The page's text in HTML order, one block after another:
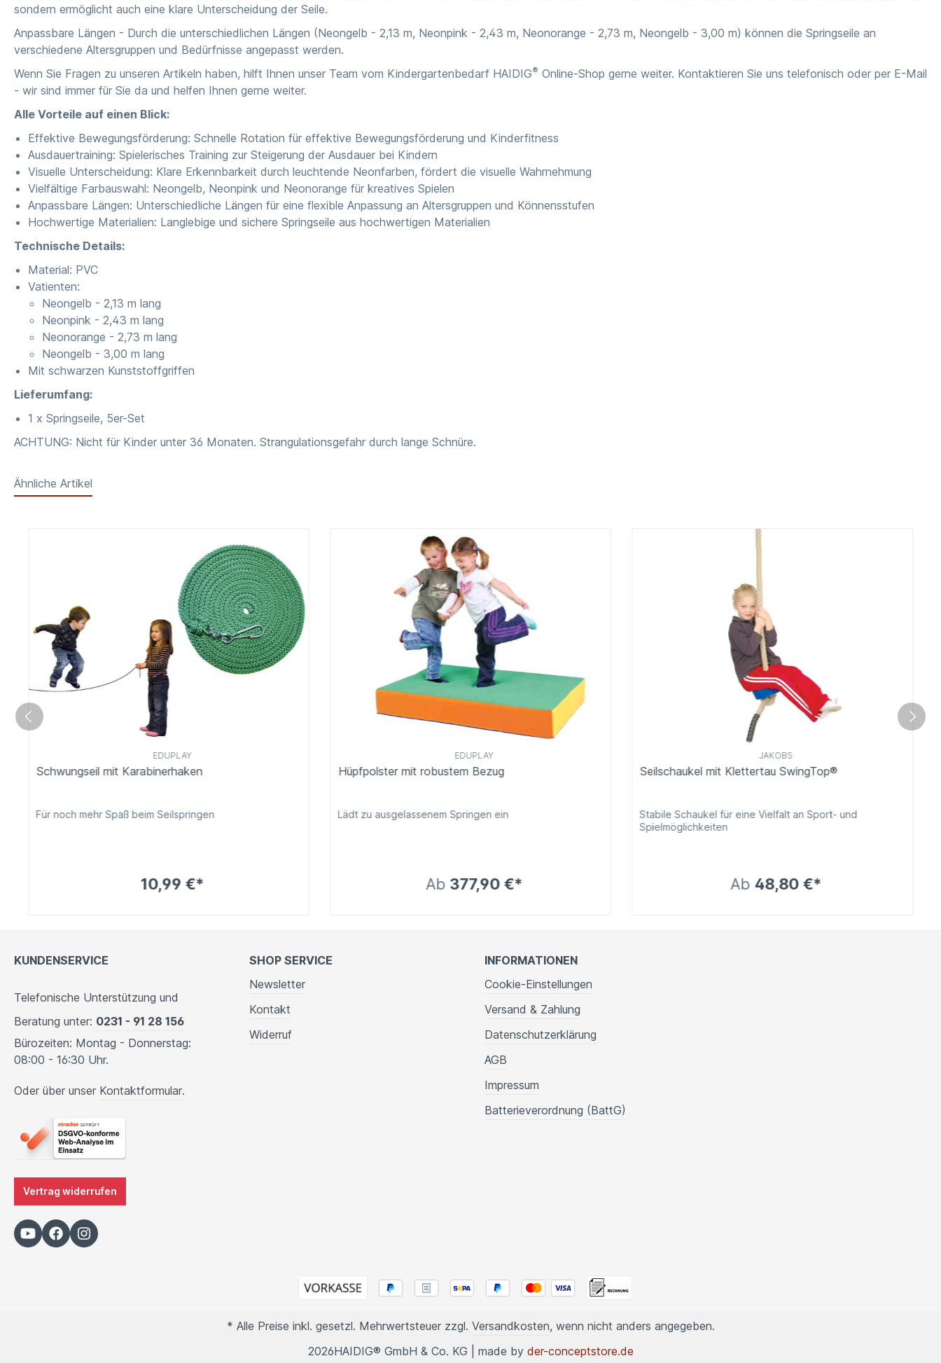
sondern ermöglicht auch eine klare Unterscheidung der Seile.
Anpassbare Längen - Durch die unterschiedlichen Längen (Neongelb - 2,13 m, Neonpink - 2,43 m, Neonorange - 2,73 m, Neongelb - 3,00 m) können die Springseile an
verschiedene Altersgruppen und Bedürfnisse angepasst werden.
Wenn Sie Fragen zu unseren Artikeln haben, hilft Ihnen unser Team vom Kindergartenbedarf HAIDIG® Online-Shop gerne weiter. Kontaktieren Sie uns telefonisch oder per E-Mail
- wir sind immer für Sie da und helfen Ihnen gerne weiter.
Alle Vorteile auf einen Blick:
Effektive Bewegungsförderung: Schnelle Rotation für effektive Bewegungsförderung und Kinderfitness
Ausdauertraining: Spielerisches Training zur Steigerung der Ausdauer bei Kindern
Visuelle Unterscheidung: Klare Erkennbarkeit durch leuchtende Neonfarben, fördert die visuelle Wahrnehmung
Vielfältige Farbauswahl: Neongelb, Neonpink und Neonorange für kreatives Spielen
Anpassbare Längen: Unterschiedliche Längen für eine flexible Anpassung an Altersgruppen und Könnensstufen
Hochwertige Materialien: Langlebige und sichere Springseile aus hochwertigen Materialien
Technische Details:
Material: PVC
Vatienten:
Neongelb - 2,13 m lang
Neonpink - 2,43 m lang
Neonorange - 2,73 m lang
Neongelb - 3,00 m lang
Mit schwarzen Kunststoffgriffen
Lieferumfang:
1 x Springseile, 5er-Set
ACHTUNG: Nicht für Kinder unter 36 Monaten. Strangulationsgefahr durch lange Schnüre.
Ähnliche Artikel
EDUPLAY
Schwungseil mit Karabinerhaken
Für noch mehr Spaß beim Seilspringen
10,99 €*
EDUPLAY
Hüpfpolster mit robustem Bezug
Lädt zu ausgelassenem Springen ein
Ab 377,90 €*
JAKOBS
Seilschaukel mit Klettertau SwingTop®
Stabile Schaukel für eine Vielfalt an Sport- und
Spielmöglichkeiten
Ab 48,80 €*
KUNDENSERVICE
Telefonische Unterstützung und
Beratung unter: 0231 - 91 28 156
Bürozeiten: Montag - Donnerstag:
08:00 - 16:30 Uhr.
Oder über unser Kontaktformular.
Vertrag widerrufen
SHOP SERVICE
Newsletter
Kontakt
Widerruf
INFORMATIONEN
Cookie-Einstellungen
Versand & Zahlung
Datenschutzerklärung
AGB
Impressum
Batterieverordnung (BattG)
* Alle Preise inkl. gesetzl. Mehrwertsteuer zzgl. Versandkosten, wenn nicht anders angegeben.
2026HAIDIG® GmbH & Co. KG | made by der-conceptstore.de